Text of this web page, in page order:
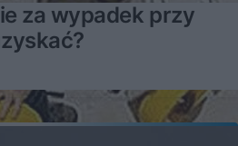
za wypadek przy